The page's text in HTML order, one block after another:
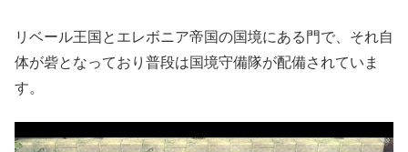
リベール王国とエレボニア帝国の国境にある門で、それ自
体が砦となっており普段は国境守備隊が配備されていま
す。